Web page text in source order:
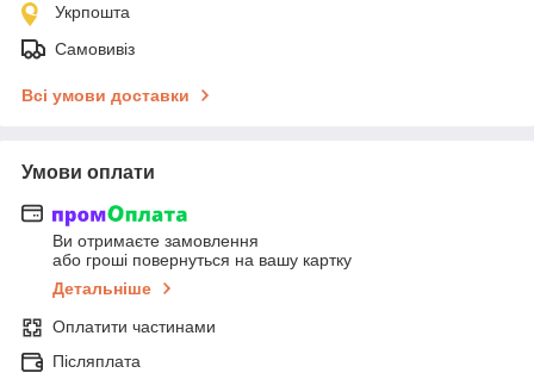
Укрпошта
Самовивіз
Всі умови доставки
Умови оплати
Ви отримаєте замовлення
або гроші повернуться на вашу картку
Детальніше
Оплатити частинами
Післяплата